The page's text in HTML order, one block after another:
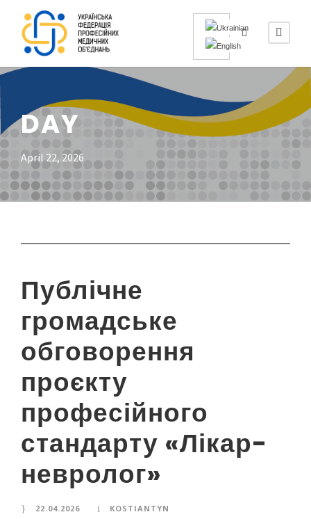
DAY
April 22, 2026
Публічне
громадське
обговорення
проєкту
професійного
стандарту «Лікар-
невролог»
22.04.2026
KOSTIANTYN